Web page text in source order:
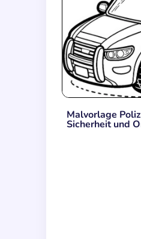
Malvorlage
Sicherheit und